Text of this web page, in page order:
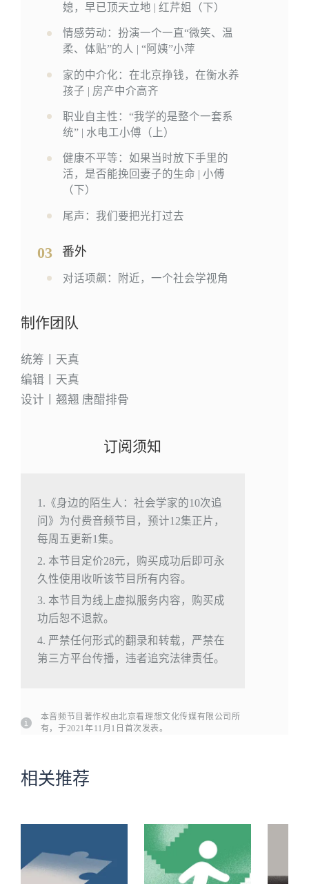
媳，早已顶天立地 | 红芹姐（下）
情感劳动：扮演一个一直“微笑、温
柔、体贴”的人 | “阿姨”小萍
家的中介化：在北京挣钱，在衡水养
孩子 | 房产中介高齐
职业自主性：“我学的是整个一套系
统” | 水电工小傅（上）
健康不平等：如果当时放下手里的
活，是否能挽回妻子的生命 | 小傅
（下）
尾声：我们要把光打过去
03 番外
对话项飙：附近，一个社会学视角
制作团队
统筹丨天真
编辑丨天真
设计丨翘翘 唐醋排骨
订阅须知
1.《身边的陌生人：社会学家的10次追
问》为付费音频节目，预计12集正片，
每周五更新1集。
2. 本节目定价28元，购买成功后即可永
久性使用收听该节目所有内容。
3. 本节目为线上虚拟服务内容，购买成
功后恕不退款。
4. 严禁任何形式的翻录和转载，严禁在
第三方平台传播，违者追究法律责任。
本音频节目著作权由北京看理想文化传媒有限公司所
有，于2021年11月1日首次发表。
相关推荐